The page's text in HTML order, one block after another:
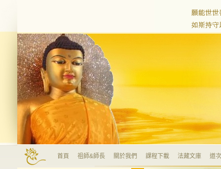
首頁 祖師&師長 關於我們 課程下載 法藏文庫 道